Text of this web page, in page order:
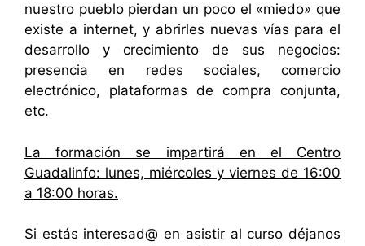
nuestro pueblo pierdan un poco el «miedo» que
existe a internet, y abrirles nuevas vías para el
desarrollo y crecimiento de sus negocios:
presencia en redes sociales, comercio
electrónico, plataformas de compra conjunta,
etc.
La formación se impartirá en el Centro
Guadalinfo: lunes, miércoles y viernes de 16:00
a 18:00 horas.
Si estás interesad@ en asistir al curso déjanos